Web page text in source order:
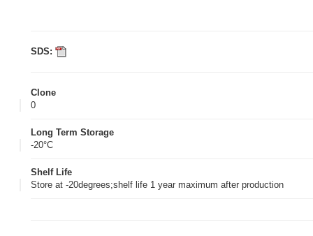
SDS:
Clone
0
Long Term Storage
-20°C
Shelf Life
Store at -20degrees;shelf life 1 year maximum after production